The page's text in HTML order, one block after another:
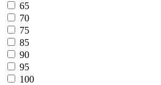
65
70
75
85
90
95
100